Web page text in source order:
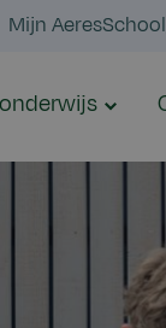
Mijn Aeres